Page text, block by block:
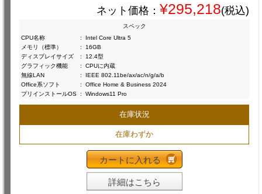
ネット価格： ¥295,218(税込)
スペック
CPU名称
:
Intel Core Ultra 5
メモリ（標準）
:
16GB
ディスプレイサイズ
:
12.4型
グラフィック機能
:
CPUに内蔵
無線LAN
:
IEEE 802.11be/ax/ac/n/g/a/b
Office系ソフト
:
Office Home & Business 2024
プリインストールOS : Windows11 Pro
在庫状況
在庫わずか
カートに入れる
詳細はこちら